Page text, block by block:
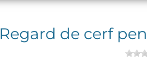
Regard de cerf